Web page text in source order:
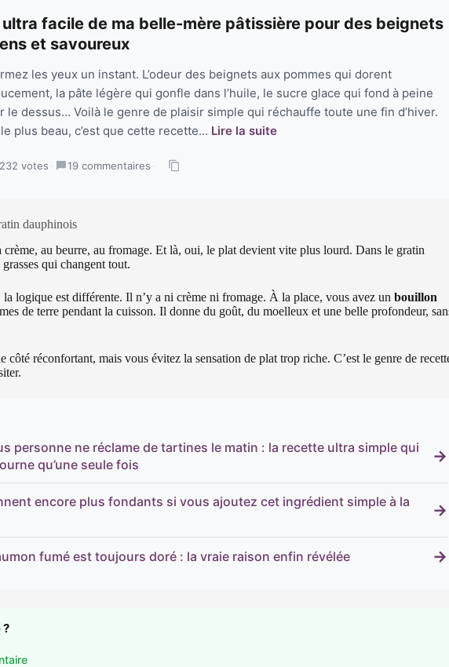
facile de ma belle-mère pâtissière pour des beignets
et savoureux
les yeux un instant. L’odeur des beignets aux pommes qui dorent
la pâte légère qui gonfle dans l’huile, le sucre glace qui fond à peine
le dessus… Voilà le genre de plaisir simple qui réchauffe toute une fin d’hiver.
plus beau, c’est que cette recette... Lire la suite
232 votes · 19 commentaires ·
dauphinois
au beurre, au fromage. Et là, oui, le plat devient vite plus lourd. Dans le gratin
qui changent tout.
la logique est différente. Il n’y a ni crème ni fromage. À la place, vous avez un bouillon
de terre pendant la cuisson. Il donne du goût, du moelleux et une belle profondeur,
côté réconfortant, mais vous évitez la sensation de plat trop riche. C’est le genre de
personne ne réclame de tartines le matin : la recette ultra simple qui
qu’une seule fois
→
encore plus fondants si vous ajoutez cet ingrédient simple à la
→
fumé est toujours doré : la vraie raison enfin révélée →
?